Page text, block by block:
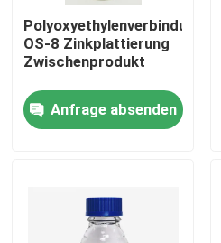
Zu Hause
Produkte
Über uns
Polyoxyethylenverbindung
OS-8 Zinkplattierung
Zwischenprodukt
Anfrage absenden